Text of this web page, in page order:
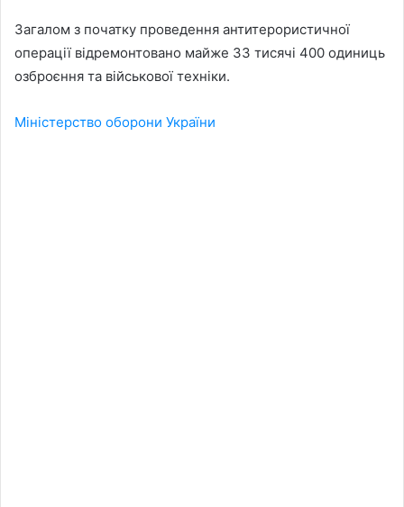
Загалом з початку проведення антитерористичної
операції відремонтовано майже 33 тисячі 400 одиниць
озброєння та військової техніки.
Міністерство оборони України